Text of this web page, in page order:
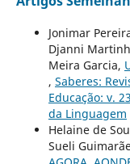
Jonimar
Djanni
Meira Garcia,
, Saberes:
Educação: v.
da Linguagem
Helaine de
Sueli